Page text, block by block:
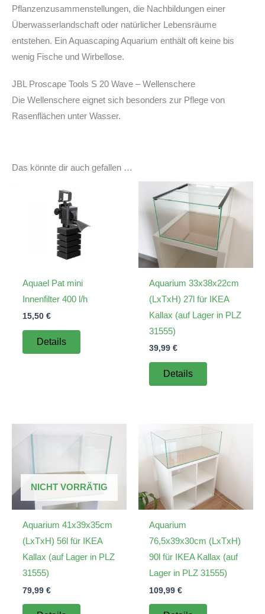
Pflanzenzusammenstellungen, die Nachbildungen einer
Überwasserlandschaft oder natürlicher Lebensräume
entstehen. Ein Aquascaping Aquarium enthält oft keine bis
wenig Fische und Wirbellose.
JBL Proscape Tools S 20 Wave – Wellenschere
Die Wellenschere eignet sich besonders zur Pflege von
Rasenflächen unter Wasser.
Das könnte dir auch gefallen …
Aquael Pat mini
Innenfilter 400 l/h
15,50 €
Details
Aquarium 33x38x22cm
(LxTxH) 27l für IKEA
Kallax (auf Lager in PLZ
31555)
39,99 €
Details
NICHT VORRÄTIG
Aquarium 41x39x35cm
(LxTxH) 56l für IKEA
Kallax (auf Lager in PLZ
31555)
79,99 €
Aquarium
76,5x39x30cm (LxTxH)
90l für IKEA Kallax (auf
Lager in PLZ 31555)
109,99 €